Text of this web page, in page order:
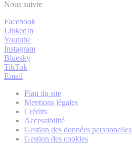
Nous suivre
Facebook
LinkedIn
Youtube
Instagram
Bluesky
TikTok
Email
Plan du site
Mentions légales
Crédits
Accessibilité
Gestion des données personnelles
Gestion des cookies